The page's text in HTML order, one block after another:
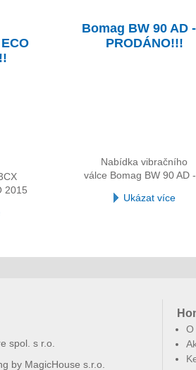
2015
Bomag BW 90 AD
PRODÁNO!!!
Nabídka vibračního
válce Bomag BW 90 AD
Ukázat více
spol. s r.o.
by MagicHouse s.r.o.
O